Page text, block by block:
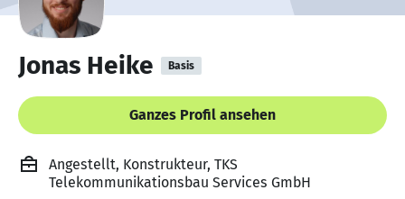
Jonas Heike Basis
Ganzes Profil ansehen
Angestellt, Konstrukteur, TKS
Telekommunikationsbau Services GmbH